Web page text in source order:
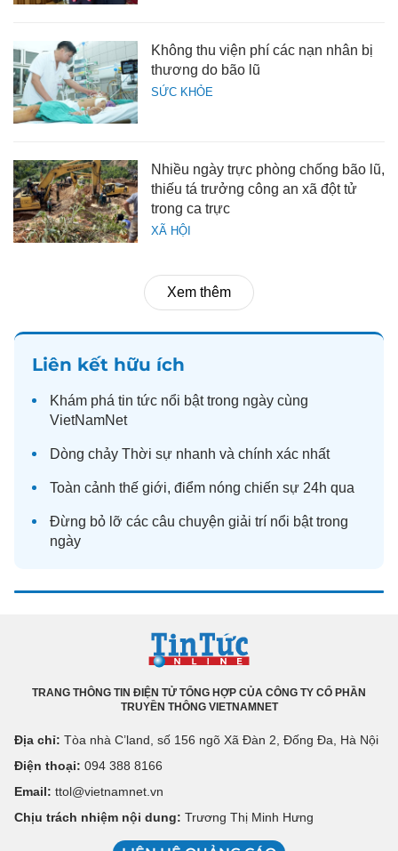
SỨC KHỎE
Không thu viện phí các nạn nhân bị
thương do bão lũ
XÃ HỘI
Nhiều ngày trực phòng chống bão lũ,
thiếu tá trưởng công an xã đột tử
trong ca trực
Xem thêm
Liên kết hữu ích
Khám phá tin tức nổi bật trong ngày cùng
VietNamNet
Dòng chảy Thời sự nhanh và chính xác nhất
Toàn cảnh thế giới, điểm nóng chiến sự 24h qua
Đừng bỏ lỡ các câu chuyện giải trí nổi bật trong
ngày
TRANG THÔNG TIN ĐIỆN TỬ TỔNG HỢP CỦA CÔNG TY CỔ PHẦN
TRUYỀN THÔNG VIETNAMNET
Địa chỉ: Tòa nhà C’land, số 156 ngõ Xã Đàn 2, Đống Đa, Hà Nội
Điện thoại: 094 388 8166
Email: ttol@vietnamnet.vn
Chịu trách nhiệm nội dung: Trương Thị Minh Hưng